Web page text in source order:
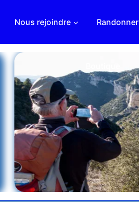
Nous rejoindre Randonner